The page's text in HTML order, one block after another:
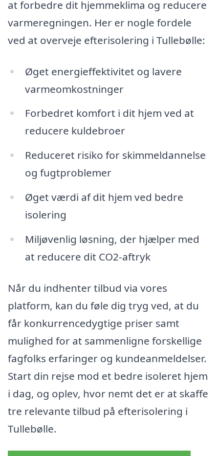
at forbedre dit hjemmeklima og reducere
varmeregningen. Her er nogle fordele
ved at overveje efterisolering i Tullebølle:
Øget energieffektivitet og lavere
varmeomkostninger
Forbedret komfort i dit hjem ved at
reducere kuldebroer
Reduceret risiko for skimmeldannelse
og fugtproblemer
Øget værdi af dit hjem ved bedre
isolering
Miljøvenlig løsning, der hjælper med
at reducere dit CO2-aftryk
Når du indhenter tilbud via vores
platform, kan du føle dig tryg ved, at du
får konkurrencedygtige priser samt
mulighed for at sammenligne forskellige
fagfolks erfaringer og kundeanmeldelser.
Start din rejse mod et bedre isoleret hjem
i dag, og oplev, hvor nemt det er at skaffe
tre relevante tilbud på efterisolering i
Tullebølle.